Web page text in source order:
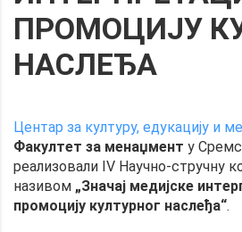
ПРОМОЦИЈУ
НАСЛЕЂА
Центар за културу, едукацију и
Факултет за менаџмент у
реализовали IV Научно-стручну
називом „Значај медијске
промоцију културног наслеђа“.